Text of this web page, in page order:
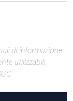
di informazione
utilizzabili,